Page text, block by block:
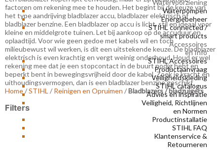
Watervoorziening
Waterpompen
Energiebeheer
STIHL connected /
smart products
Accessoires
en Info
STIHL Accessoires
Productaanvraag
Veiligheidskleding
STIHL catalogus
Advies en inspiratie
Veiligheid, Richtlijnen
en Normen
Productinstallatie
STIHL FAQ
Klantenservice &
Retourneren
factoren om rekening mee te houden. Het begint bij de keuze van
het type aandrijving bladblazer accu, bladblazer elektrisch of
bladblazer benzine. Een bladblazer op accu is licht, stil en ideaal voor
kleine en middelgrote tuinen. Let bij aankoop op de accuduur en
oplaadtijd. Voor wie geen gedoe met kabels wil en toch
milieubewust wil werken, is dit een uitstekende keuze. De bladblazer
elektrisch is even krachtig en vergt weinig onderhoud. Houd er wel
rekening mee dat je een stopcontact in de buurt nodig hebt en
beperkt bent in bewegingsvrijheid door de kabel. Zoek je kracht en
uithoudingsvermogen, dan is een bladblazer benzine geschikt.
Home/STIHL / Reinigen en Opruimen /Bladblazers / bladzuigers
Filters